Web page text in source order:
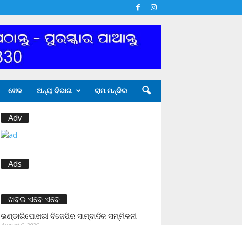
ଖେଳ ଅନ୍ୟ ବିଭାଗ ରାମ ମନ୍ଦିର
Adv
Ads
ଖବର ଏବେ ଏବେ
ଭଣ୍ଡାରିପୋଖରୀ ବିଜେପିର ସାମ୍ବାଦିକ ସମ୍ମିଳନୀ